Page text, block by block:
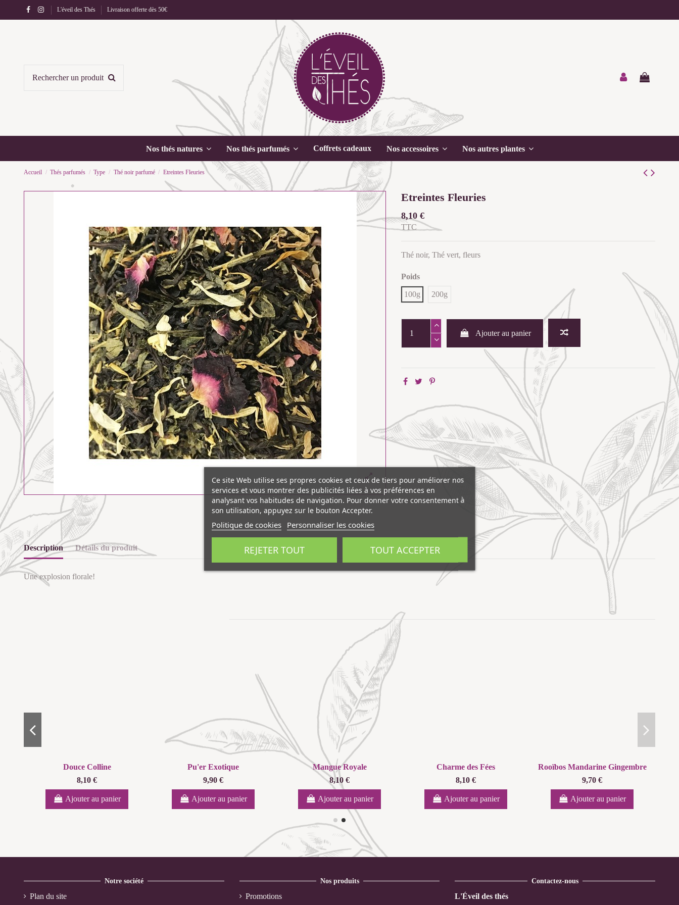
L'éveil des Thés Livraison offerte dès 50€
Nos thés natures Nos thés parfumés Coffrets cadeaux Nos accessoires Nos autres plantes
Accueil Thés parfumés Type Thé noir parfumé Etreintes Fleuries
Etreintes Fleuries
8,10 €
TTC
Thé noir, Thé vert, fleurs
Poids
100g 200g
Ajouter au panier
Description Détails du produit
Une explosion florale!
Douce Colline
8,10 €
Ajouter au panier
Pu'er Exotique
9,90 €
Ajouter au panier
Mangue Royale
8,10 €
Ajouter au panier
Charme des Fées
8,10 €
Ajouter au panier
Rooïbos Mandarine Gingembre
9,70 €
Ajouter au panier
Notre société
Plan du site
Nos produits
Promotions
Contactez-nous
L'Éveil des thés
Ce site Web utilise ses propres cookies et ceux de tiers pour améliorer nos
services et vous montrer des publicités liées à vos préférences en
analysant vos habitudes de navigation. Pour donner votre consentement à
son utilisation, appuyez sur le bouton Accepter.
Politique de cookies Personnaliser les cookies
REJETER TOUT TOUT ACCEPTER